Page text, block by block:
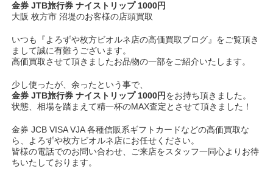
金券 JTB旅行券 ナイストリップ 1000円
大阪 枚方市 沼堤のお客様の店頭買取
いつも『よろずや枚方ビオルネ店の高価買取ブログ』をご覧頂き
まして誠に有難うございます。
高価買取させて頂きましたお品物の一部をご紹介いたします。
少し使ったが、余ったという事で、
金券 JTB旅行券 ナイストリップ 1000円をお持ち頂きました。
状態、相場を踏まえて精一杯のMAX査定とさせて頂きました！
金券 JCB VISA VJA 各種信販系ギフトカードなどの高価買取な
ら、よろずや枚方ビオルネ店にお任せください。
皆様の電話でのお問い合わせ、ご来店をスタッフ一同心よりお待
ちいたしております。